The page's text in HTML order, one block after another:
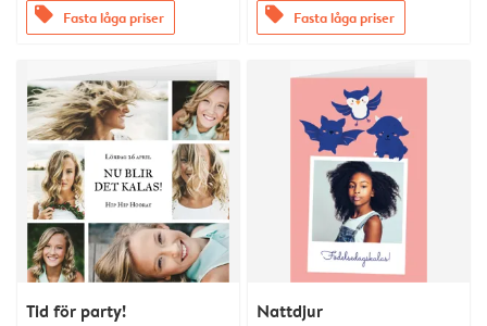
offers Fasta låga priser offers Fasta låga priser
Tid för party! Nattdjur